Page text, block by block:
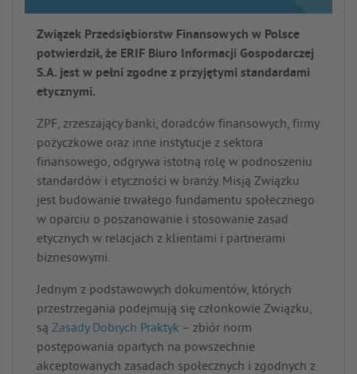
Związek Przedsiębiorstw Finansowych w Polsce
potwierdził, że ERIF Biuro Informacji Gospodarczej
S.A. jest w pełni zgodne z przyjętymi standardami
etycznymi.
ZPF, zrzeszający banki, doradców finansowych, firmy
pożyczkowe oraz inne instytucje z sektora
finansowego, odgrywa istotną rolę w podnoszeniu
standardów i etyczności w branży. Misją Związku
jest budowanie trwałego fundamentu społecznego
w oparciu o poszanowanie i stosowanie zasad
etycznych w relacjach z klientami i partnerami
biznesowymi.
Jednym z podstawowych dokumentów, których
przestrzegania podejmują się członkowie Związku,
są Zasady Dobrych Praktyk – zbiór norm
postępowania opartych na powszechnie
akceptowanych zasadach społecznych i zgodnych z